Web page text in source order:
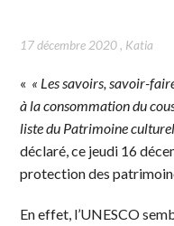
17 décembre 2020, Katia
« « Les savoirs, savoir-
à la consommation du
liste du Patrimoine
déclaré, ce jeudi 16
protection des
En effet, l’UNESCO